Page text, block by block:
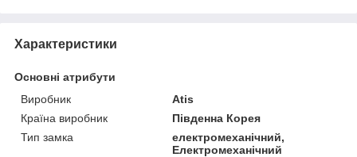
Характеристики
Основні атрибути
Виробник
Atis
Країна виробник
Південна Корея
Тип замка
електромеханічний,
Електромеханічний